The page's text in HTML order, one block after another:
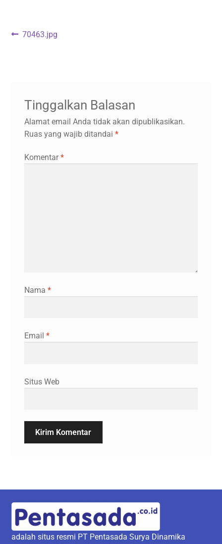
Navigasi
Previous
70463.jpg
Tinggalkan Balasan
Alamat email Anda tidak akan dipublikasikan.
Ruas yang wajib ditandai *
Komentar*
Nama *
Email *
Situs Web
adalah situs resmi PT Pentasada Surya Dinamika